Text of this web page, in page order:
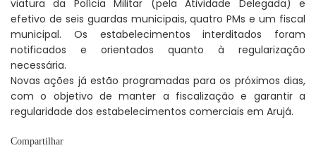
viatura da Polícia Militar (pela Atividade Delegada) e
efetivo de seis guardas municipais, quatro PMs e um fiscal
municipal. Os estabelecimentos interditados foram
notificados e orientados quanto à regularização
necessária.
Novas ações já estão programadas para os próximos dias,
com o objetivo de manter a fiscalização e garantir a
regularidade dos estabelecimentos comerciais em Arujá.
Compartilhar